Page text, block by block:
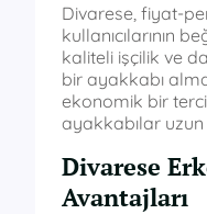
Divarese, fiyat-
kullanıcılarının
kaliteli işçilik ve
bir ayakkabı
ekonomik bir
ayakkabılar uzun
Divarese
Avantajları